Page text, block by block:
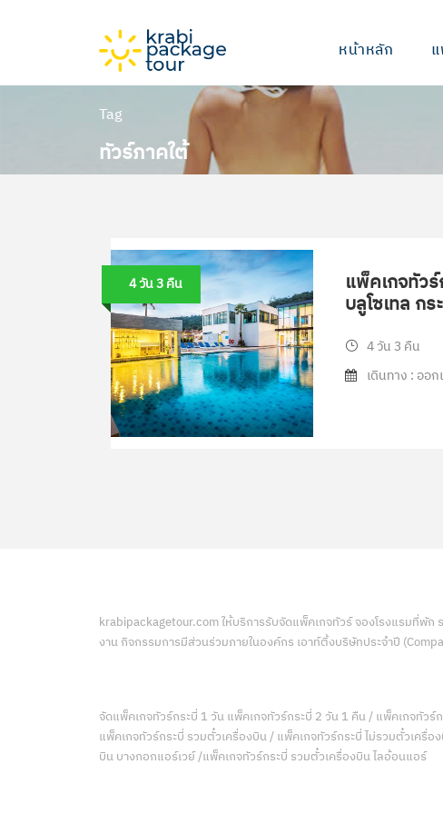
หน้าหลัก
Tag
ทัวร์ภาคใต้
4 วัน 3 คืน แพ็คเกจทัว
บลูโซเทล กร
4 วัน 3 คืน
เดินทาง : ออ
krabipackagetour.com ให้บริการรับจัดแพ็คเกจทัวร์ จองโรงแรมที่พั
งาน กิจกรรมการมีส่วนร่วมภายในองค์กร เอาท์ติ้งบริษัทประจำปี
จัดแพ็คเกจทัวร์กระบี่ 1 วัน แพ็คเกจทัวร์กระบี่ 2 วัน 1 คืน / แพ็คเกจทัว
แพ็คเกจทัวร์กระบี่ รวมตั๋วเครื่องบิน / แพ็คเกจทัวร์กระบี่ ไม่รวมตั๋วเครื่
บิน บางกอกแอร์เวย์ /แพ็คเกจทัวร์กระบี่ รวมตั๋วเครื่องบิน ไลอ้อนแอร์